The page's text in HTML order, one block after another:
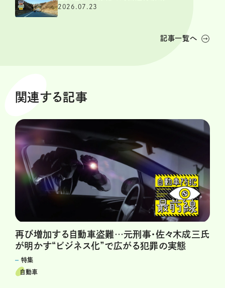
2026.07.23
記事一覧へ
関連する記事
再び増加する自動車盗難…元刑事・佐々木成三氏
が明かす“ビジネス化”で広がる犯罪の実態
特集
自動車